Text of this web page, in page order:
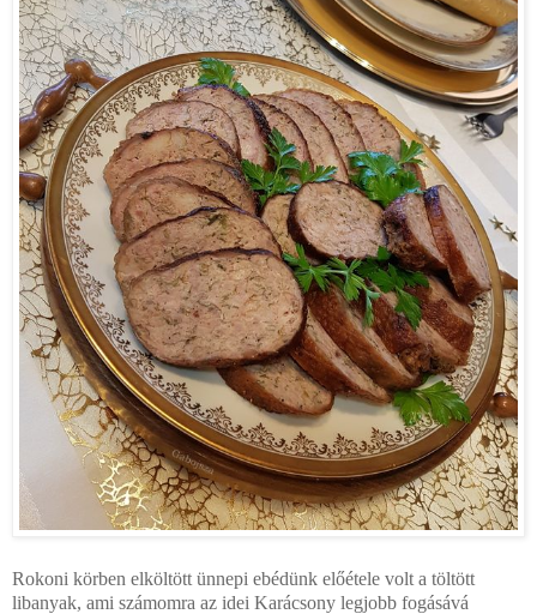
Rokoni körben elköltött ünnepi ebédünk előétele volt a töltött
libanyak, ami számomra az idei Karácsony legjobb fogásává